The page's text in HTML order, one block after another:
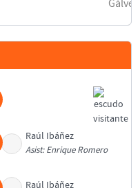
Raúl Ibáñez
Asist: Enrique Romero
Raúl Ibáñez